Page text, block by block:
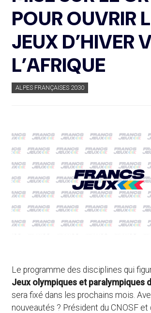
POUR OUVRIR
JEUX D’HIVER
L’AFRIQUE
ALPES FRANÇAISES 2030
Le programme des disciplines qui
Jeux olympiques et paralympiques
sera fixé dans les prochains mois.
nouveautés ? Président du CNOSF et